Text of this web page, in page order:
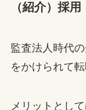
（紹介）採用
監査法人時代
をかけられて
メリットとして